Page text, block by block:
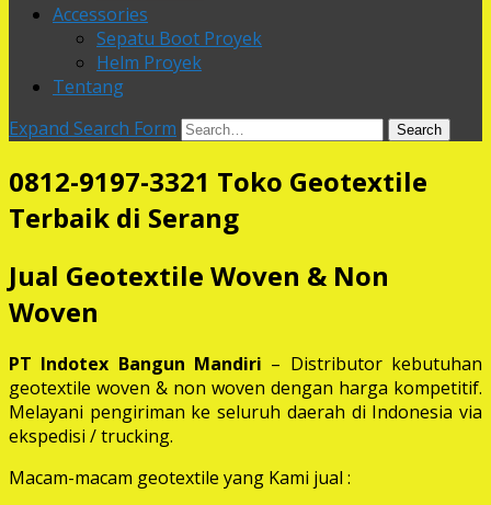
Accessories
Sepatu Boot Proyek
Helm Proyek
Tentang
Expand Search Form
Search
0812-9197-3321 Toko Geotextile
Terbaik di Serang
Jual Geotextile Woven & Non
Woven
PT Indotex Bangun Mandiri – Distributor kebutuhan
geotextile woven & non woven dengan harga kompetitif.
Melayani pengiriman ke seluruh daerah di Indonesia via
ekspedisi / trucking.
Macam-macam geotextile yang Kami jual :